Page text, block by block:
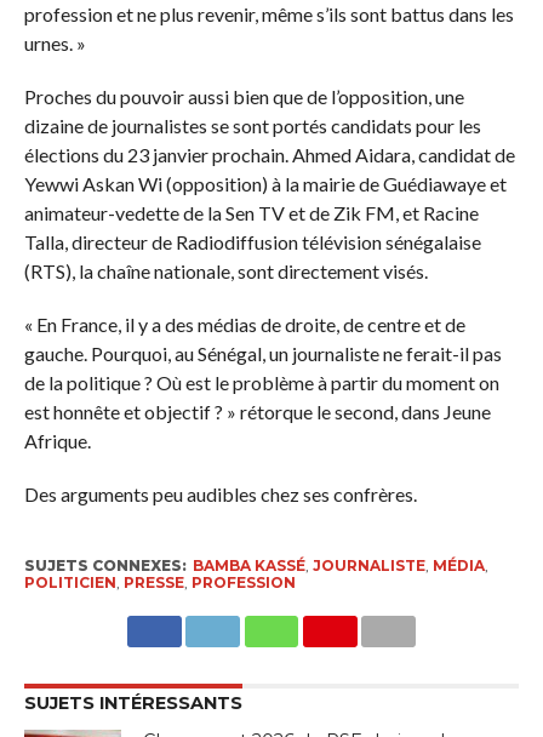
profession et ne plus revenir, même s’ils sont battus dans les
urnes. »
Proches du pouvoir aussi bien que de l’opposition, une
dizaine de journalistes se sont portés candidats pour les
élections du 23 janvier prochain. Ahmed Aidara, candidat de
Yewwi Askan Wi (opposition) à la mairie de Guédiawaye et
animateur-vedette de la Sen TV et de Zik FM, et Racine
Talla, directeur de Radiodiffusion télévision sénégalaise
(RTS), la chaîne nationale, sont directement visés.
« En France, il y a des médias de droite, de centre et de
gauche. Pourquoi, au Sénégal, un journaliste ne ferait-il pas
de la politique ? Où est le problème à partir du moment on
est honnête et objectif ? » rétorque le second, dans Jeune
Afrique.
Des arguments peu audibles chez ses confrères.
SUJETS CONNEXES: BAMBA KASSÉ, JOURNALISTE, MÉDIA,
POLITICIEN PRESSE, PROFESSION
SUJETS INTÉRESSANTS